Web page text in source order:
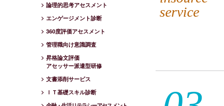
service
論理的思考アセスメント
エンゲージメント診断
360度評価アセスメント
管理職向け意識調査
昇格論文評価
アセッサー派遣型研修
文書添削サービス
ＩＴ基礎スキル診断